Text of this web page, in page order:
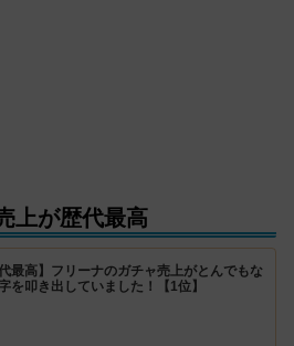
上が歴代最高
代最高】フリーナのガチャ売上がとんでもな
を叩き出していました！【1位】